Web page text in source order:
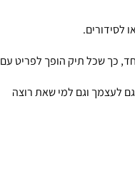
לסידורים.
כך שכל תיק הופך לפריט עם
לעצמך וגם למי שאת רוצה